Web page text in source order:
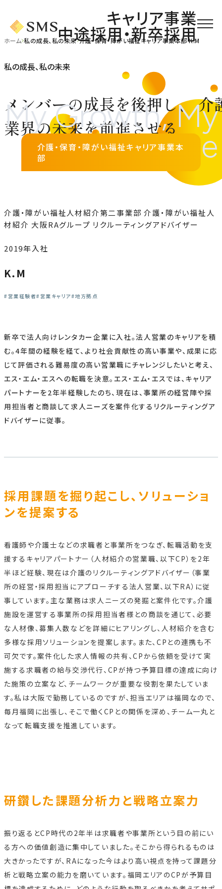
キャリア事業
中途採用・新卒採用
ホーム 私の成長、私の未来 介護・保育・障がい福祉キャリア事業本部 K.M
私の成長、私の未来
メンバーの成長を後押し、介
業界の未来を前進させる
介護・保育・障がい福祉キャリア事業本
部
介護・障がい福祉人材紹介第二事業部 介護・障がい福祉人
材紹介 大阪RAグループ リクルーティングアドバイザー
2019年入社
K.M
営業経験者 営業キャリア 地方拠点
新卒で法人向けレンタカー企業に入社。法人営業のキャリアを積
む。4年間の経験を経て、より社会貢献性の高い事業や、成果に応
じて評価される難易度の高い営業職にチャレンジしたいと考え、
エス・エム・エスへの転職を決意。エス・エム・エスでは、キャリア
パートナーを2年半経験したのち、現在は、事業所の経営陣や採
用担当者と商談して求人ニーズを案件化するリクルーティングア
ドバイザーに従事。
採用課題を掘り起こし、ソリューショ
ンを提案する
看護師や介護士などの求職者と事業所をつなぎ、転職活動を支
援するキャリアパートナー（人材紹介の営業職、以下CP）を2年
半ほど経験、現在は介護のリクルーティングアドバイザー（事業
所の経営・採用担当にアプローチする法人営業、以下RA）に従
事しています。主な業務は求人ニーズの発掘と案件化です。介護
施設を運営する事業所の採用担当者様との商談を通じて、必要
な人材像、募集人数などを詳細にヒアリングし、人材紹介を含む
多様な採用ソリューションを提案します。また、CPとの連携も不
可欠です。案件化した求人情報の共有、CPから依頼を受けて実
施する求職者の給与交渉代行、CPが持つ予算目標の達成に向け
た施策の立案など、チームワークが重要な役割を果たしていま
す。私は大阪で勤務しているのですが、担当エリアは福岡なので、
毎月福岡に出張し、そこで働くCPとの関係を深め、チーム一丸と
なって転職支援を推進しています。
研鑽した課題分析力と戦略立案力
振り返るとCP時代の2年半は求職者や事業所という目の前にい
る方への価値創造に集中していました。そこから得られるものは
大きかったですが、RAになった今はより高い視点を持って課題分
析と戦略立案の能力を磨いています。福岡エリアのCPが予算目